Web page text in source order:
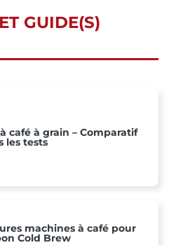
GUIDE(S)
café à grain – Comparatif
les tests
machines à café pour
Cold Brew